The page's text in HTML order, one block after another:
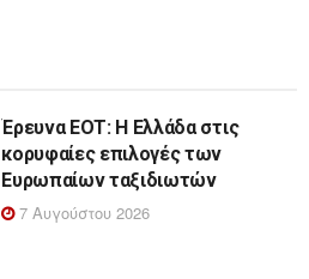
Έρευνα ΕΟΤ: Η Ελλάδα στις
κορυφαίες επιλογές των
Ευρωπαίων ταξιδιωτών
7 Αυγούστου 2026